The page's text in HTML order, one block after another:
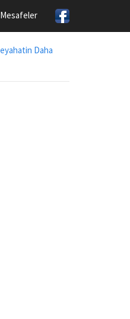
Mesafeler
Daha